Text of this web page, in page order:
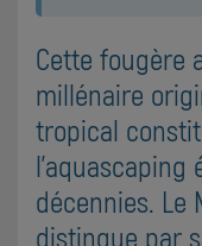
Cette fougère
millénaire
tropical
l'aquascaping
décennies. Le
distingue par